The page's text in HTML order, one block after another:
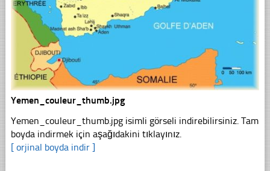
Yemen_couleur_thumb.jpg
Yemen_couleur_thumb.jpg isimli görseli indirebilirsiniz. Tam
boyda indirmek için aşağıdakini tıklayınız.
[ orjinal boyda indir ]